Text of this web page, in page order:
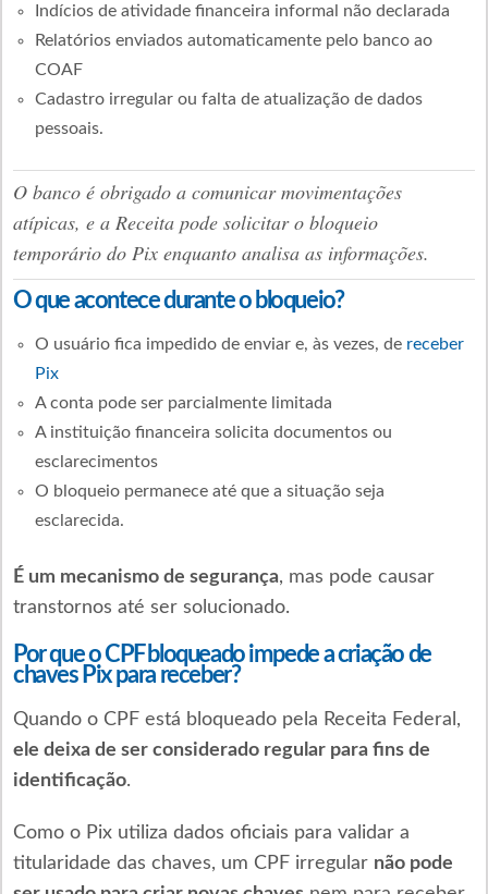
Indícios de atividade financeira informal não declarada
Relatórios enviados automaticamente pelo banco ao
COAF
Cadastro irregular ou falta de atualização de dados
pessoais.
O banco é obrigado a comunicar movimentações
atípicas, e a Receita pode solicitar o bloqueio
temporário do Pix enquanto analisa as informações.
O que acontece durante o bloqueio?
O usuário fica impedido de enviar e, às vezes, de receber
Pix
A conta pode ser parcialmente limitada
A instituição financeira solicita documentos ou
esclarecimentos
O bloqueio permanece até que a situação seja
esclarecida.
É um mecanismo de segurança, mas pode causar
transtornos até ser solucionado.
Por que o CPF bloqueado impede a criação de
chaves Pix para receber?
Quando o CPF está bloqueado pela Receita Federal,
ele deixa de ser considerado regular para fins de
identificação.
Como o Pix utiliza dados oficiais para validar a
titularidade das chaves, um CPF irregular não pode